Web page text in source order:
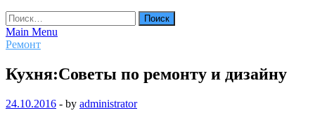
Найти:
Main Menu
Ремонт
Кухня:Советы по ремонту и дизайну
24.10.2016 - by administrator